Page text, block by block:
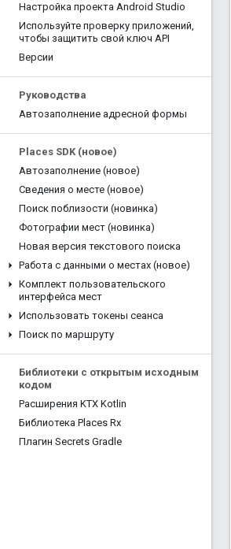
Настройка проекта Android Studio
Используйте проверку приложений,
чтобы защитить свой ключ API
Версии
Руководства
Автозаполнение адресной формы
Places SDK (новое)
Автозаполнение (новое)
Сведения о месте (новое)
Поиск поблизости (новинка)
Фотографии мест (новинка)
Новая версия текстового поиска
Работа с данными о местах (новое)
Комплект пользовательского
интерфейса мест
Использовать токены сеанса
Поиск по маршруту
Библиотеки с открытым исходным
кодом
Расширения KTX Kotlin
Библиотека Places Rx
Плагин Secrets Gradle